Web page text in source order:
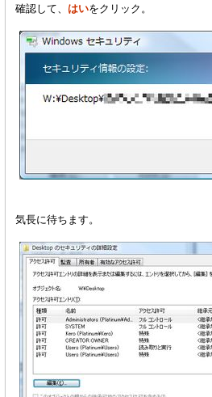
確認して、 はいをクリック。
気長に待ちます。